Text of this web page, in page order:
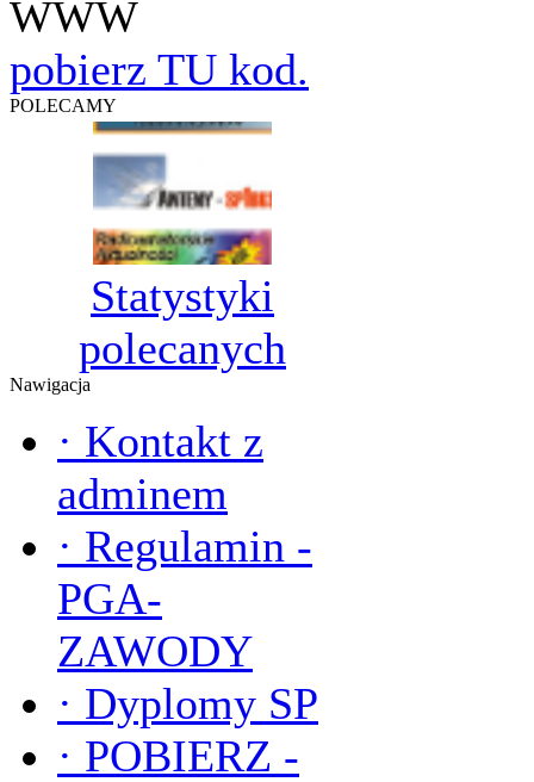
WWW
pobierz TU kod.
POLECAMY
Statystyki
polecanych
Nawigacja
· Kontakt z
adminem
· Regulamin -
PGA-
ZAWODY
· Dyplomy SP
· POBIERZ -